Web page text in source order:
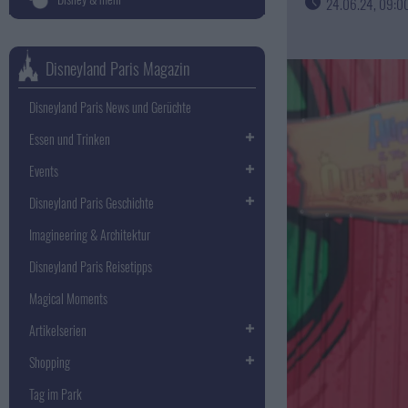
Disneyland Paris Magazin
Disneyland Paris News und Gerüchte
Essen und Trinken
Events
Disneyland Paris Geschichte
Imagineering & Architektur
Disneyland Paris Reisetipps
Magical Moments
Artikelserien
Shopping
Tag im Park